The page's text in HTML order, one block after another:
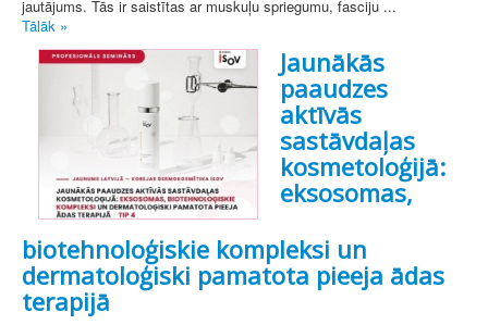
jautājums. Tās ir saistītas ar muskuļu spriegumu, fasciju ...
Tālāk »
Jaunākās
paaudzes
aktīvās
sastāvdaļas
kosmetoloģijā:
eksosomas,
biotehnoloģiskie kompleksi un
dermatoloģiski pamatota pieeja ādas
terapijā